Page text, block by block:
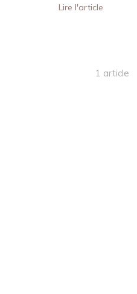
Lire l'article
1 article